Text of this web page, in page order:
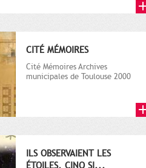
CITÉ MÉMOIRES
Cité Mémoires Archives
municipales de Toulouse 2000
ILS OBSERVAIENT LES
ÉTOILES, CINQ SI...